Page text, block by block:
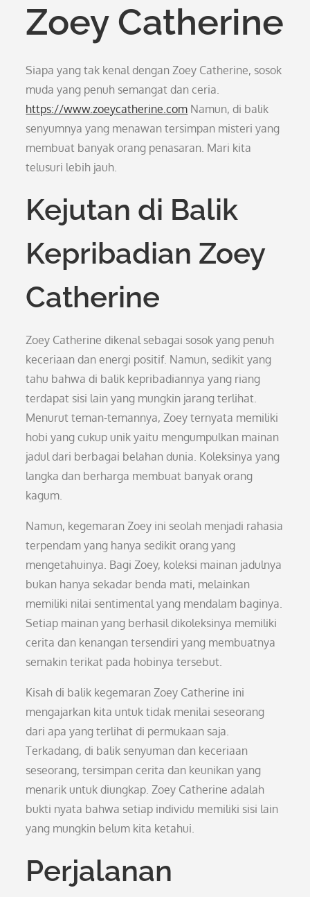
Zoey Catherine
Siapa yang tak kenal dengan Zoey Catherine, sosok
muda yang penuh semangat dan ceria.
https://www.zoeycatherine.com Namun, di balik
senyumnya yang menawan tersimpan misteri yang
membuat banyak orang penasaran. Mari kita
telusuri lebih jauh.
Kejutan di Balik
Kepribadian Zoey
Catherine
Zoey Catherine dikenal sebagai sosok yang penuh
keceriaan dan energi positif. Namun, sedikit yang
tahu bahwa di balik kepribadiannya yang riang
terdapat sisi lain yang mungkin jarang terlihat.
Menurut teman-temannya, Zoey ternyata memiliki
hobi yang cukup unik yaitu mengumpulkan mainan
jadul dari berbagai belahan dunia. Koleksinya yang
langka dan berharga membuat banyak orang
kagum.
Namun, kegemaran Zoey ini seolah menjadi rahasia
terpendam yang hanya sedikit orang yang
mengetahuinya. Bagi Zoey, koleksi mainan jadulnya
bukan hanya sekadar benda mati, melainkan
memiliki nilai sentimental yang mendalam baginya.
Setiap mainan yang berhasil dikoleksinya memiliki
cerita dan kenangan tersendiri yang membuatnya
semakin terikat pada hobinya tersebut.
Kisah di balik kegemaran Zoey Catherine ini
mengajarkan kita untuk tidak menilai seseorang
dari apa yang terlihat di permukaan saja.
Terkadang, di balik senyuman dan keceriaan
seseorang, tersimpan cerita dan keunikan yang
menarik untuk diungkap. Zoey Catherine adalah
bukti nyata bahwa setiap individu memiliki sisi lain
yang mungkin belum kita ketahui.
Perjalanan